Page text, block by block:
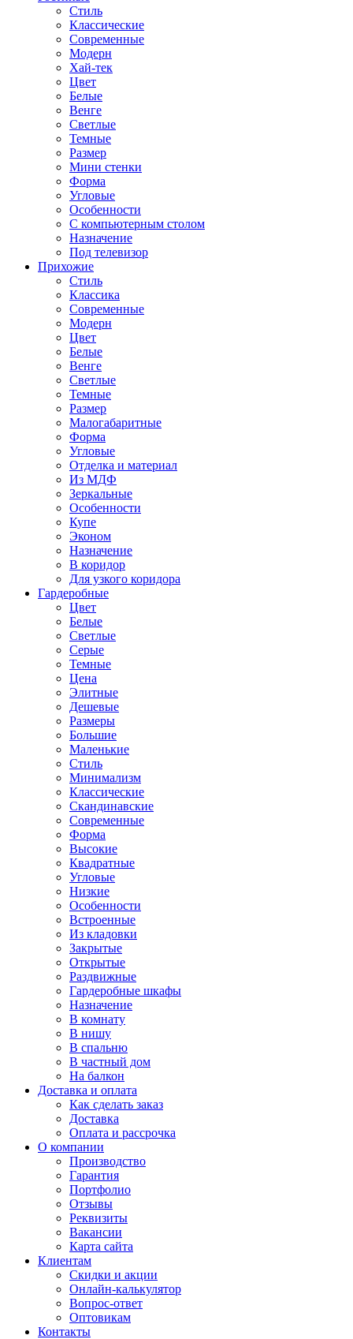
Стиль
Классические
Современные
Модерн
Хай-тек
Цвет
Белые
Венге
Светлые
Темные
Размер
Мини стенки
Форма
Угловые
Особенности
С компьютерным столом
Назначение
Под телевизор
Прихожие
Стиль
Классика
Современные
Модерн
Цвет
Белые
Венге
Светлые
Темные
Размер
Малогабаритные
Форма
Угловые
Отделка и материал
Из МДФ
Зеркальные
Особенности
Купе
Эконом
Назначение
В коридор
Для узкого коридора
Гардеробные
Цвет
Белые
Светлые
Серые
Темные
Цена
Элитные
Дешевые
Размеры
Большие
Маленькие
Стиль
Минимализм
Классические
Скандинавские
Современные
Форма
Высокие
Квадратные
Угловые
Низкие
Особенности
Встроенные
Из кладовки
Закрытые
Открытые
Раздвижные
Гардеробные шкафы
Назначение
В комнату
В нишу
В спальню
В частный дом
На балкон
Доставка и оплата
Как сделать заказ
Доставка
Оплата и рассрочка
О компании
Производство
Гарантия
Портфолио
Отзывы
Реквизиты
Вакансии
Карта сайта
Клиентам
Скидки и акции
Онлайн-калькулятор
Вопрос-ответ
Оптовикам
Контакты